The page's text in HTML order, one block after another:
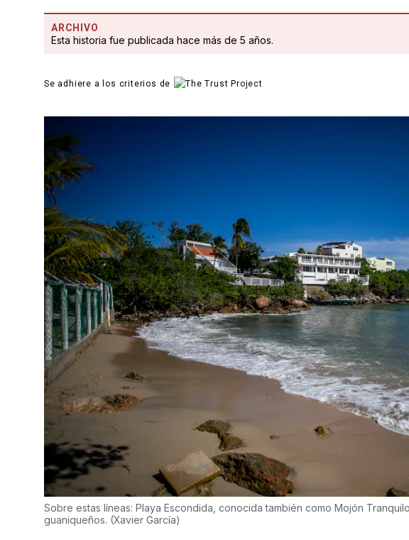
ARCHIVO
Esta historia fue publicada hace más de 5 años.
Se adhiere a los criterios de
Sobre estas líneas: Playa Escondida, conocida también como Mojón
guaniqueños. (Xavier García)